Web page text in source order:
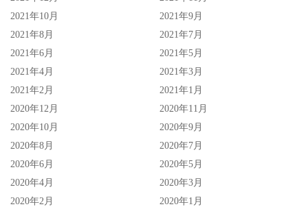
2021年10月
2021年9月
2021年8月
2021年7月
2021年6月
2021年5月
2021年4月
2021年3月
2021年2月
2021年1月
2020年12月
2020年11月
2020年10月
2020年9月
2020年8月
2020年7月
2020年6月
2020年5月
2020年4月
2020年3月
2020年2月
2020年1月